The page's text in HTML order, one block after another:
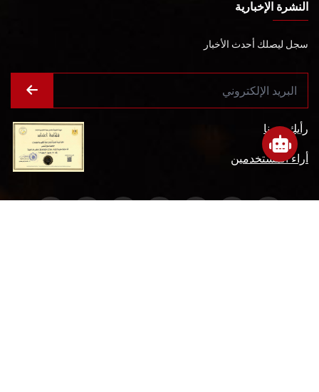
النشرة الإخبارية
سجل ليصلك أحدث الأخبار
رأيك يهمنا
أراء المستخدمين